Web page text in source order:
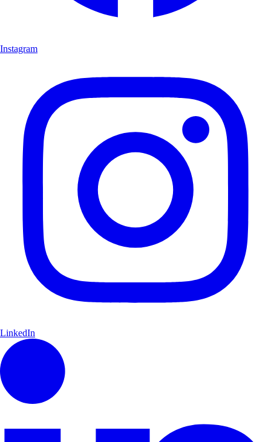
Instagram
LinkedIn